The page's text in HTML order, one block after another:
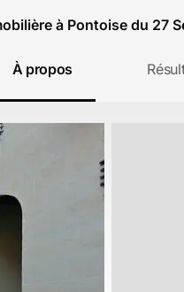
à Pontoise du 27
À propos